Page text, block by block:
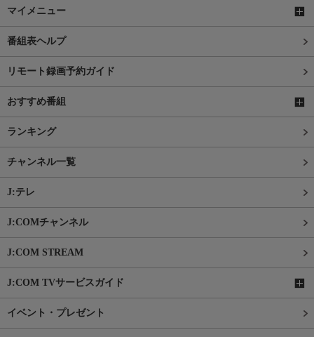
マイメニュー
番組表ヘルプ
リモート録画予約ガイド
おすすめ番組
ランキング
チャンネル一覧
J:テレ
J:COMチャンネル
J:COM STREAM
J:COM TVサービスガイド
イベント・プレゼント